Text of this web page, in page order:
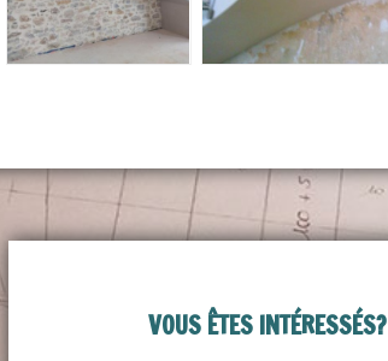
VOUS ÊTES INTÉRESSÉS?